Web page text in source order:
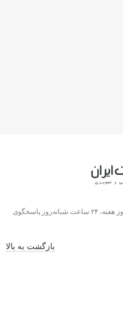
هفت روز هفته، ۲۴ ساعت شبانه‌روز پاسخگوی
بازگشت به بالا